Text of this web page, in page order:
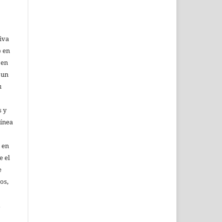
en
y
el